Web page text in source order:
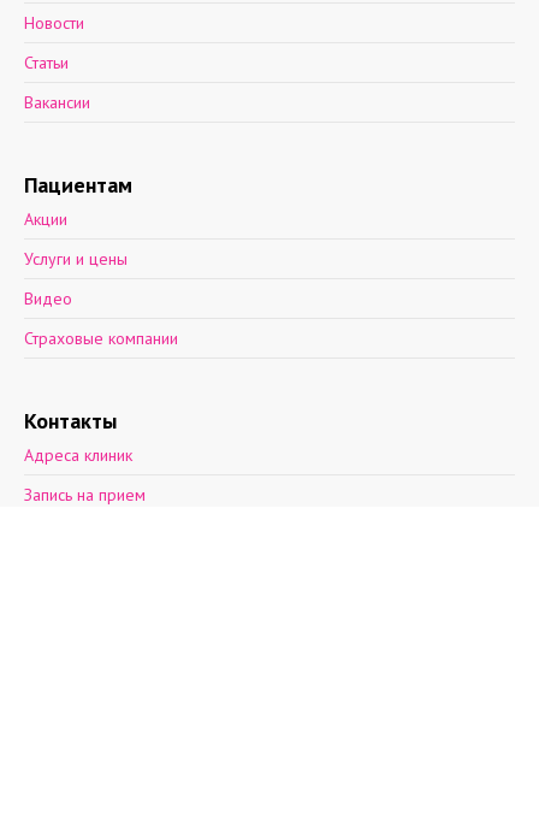
Новости
Статьи
Вакансии
Пациентам
Акции
Услуги и цены
Видео
Страховые компании
Контакты
Адреса клиник
Запись на прием